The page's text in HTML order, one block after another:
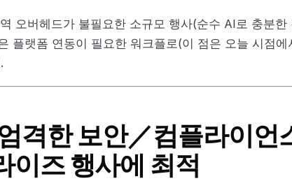
오버헤드가 불필요한 소규모 행사(순수 AI로 충분한
플랫폼 연동이 필요한 워크플로(이 점은 오늘 시점에
격한 보안／컴플라이언
이즈 행사에 최적